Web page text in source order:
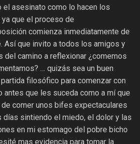
el asesinato como lo hacen los
que el proceso de
comienza inmediatamente de
Así que invito a todos los amigos y
del camino a reflexionar ¿comemos
… quizás sea un buen
filosófico para comenzar con
antes que les suceda como a mí que
comer unos bifes expectaculares
días sintiendo el miedo, el dolor y las
en mi estomago del pobre bicho
mas evidencia para tomar la